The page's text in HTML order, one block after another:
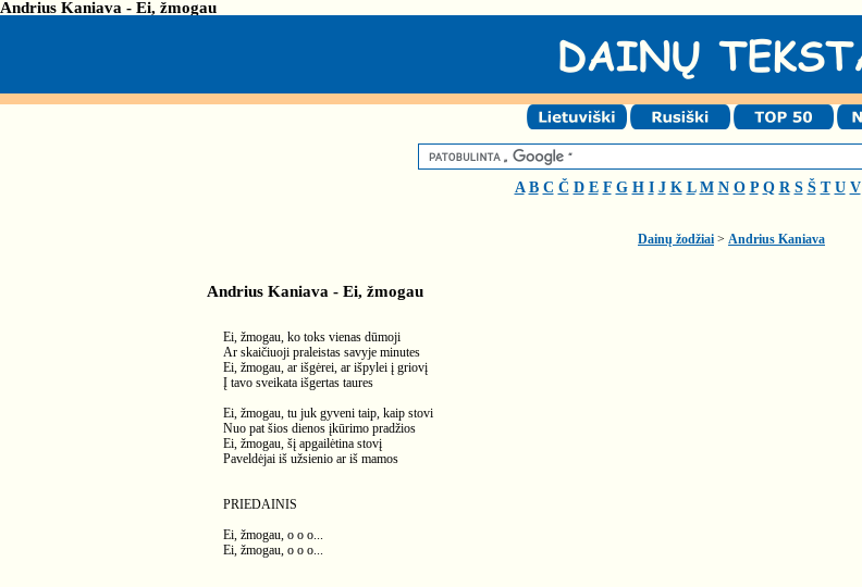
Andrius Kaniava - Ei, žmogau
A B C Č D E F G H I J K L M N O P Q R S Š T U V
Dainų žodžiai > Andrius Kaniava
Andrius Kaniava - Ei, žmogau
Ei, žmogau, ko toks vienas dūmoji
Ar skaičiuoji praleistas savyje minutes
Ei, žmogau, ar išgėrei, ar išpylei į griovį
Į tavo sveikatа išgertas taures
Ei, žmogau, tu juk gyveni taip, kaip stovi
Nuo pat šios dienos įkūrimo pradžios
Ei, žmogau, šį apgailėtinа stovį
Paveldėjai iš užsienio ar iš mamos
PRIEDAINIS
Ei, žmogau, o o o...
Ei, žmogau, o o o...